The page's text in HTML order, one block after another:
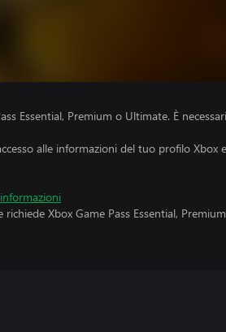
Essential, Premium o Ultimate. È
alle informazioni del tuo profilo Xbox
Xbox Game Pass Essential,